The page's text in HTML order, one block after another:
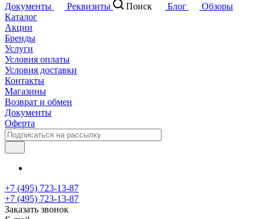
Документы
Реквизиты Поиск Блог
Обзоры
Каталог
Акции
Бренды
Услуги
Условия оплаты
Условия доставки
Контакты
Магазины
Возврат и обмен
Документы
Оферта
+7 (495) 723-13-87
+7 (495) 723-13-87
Заказать звонок